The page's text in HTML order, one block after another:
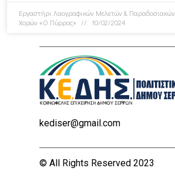
Εργαστήρι Λαογραφικών Μελετών & Παραδοσιακών
Χορών «Ο Πύρρος»
10/02/2024
kediser@gmail.com
© All Rights Reserved 2023